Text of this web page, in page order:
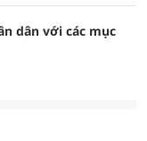
dân với các mục